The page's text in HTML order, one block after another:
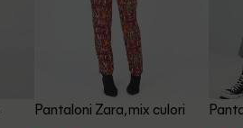
Pantaloni Zara, mix culori